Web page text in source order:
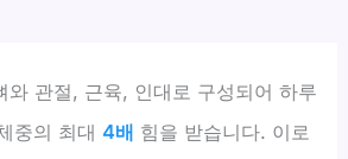
와 관절, 근육, 인대로 구성되어 하루
중의 최대4배 힘을 받습니다. 이로